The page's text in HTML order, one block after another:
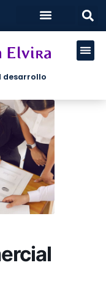
desarrollo